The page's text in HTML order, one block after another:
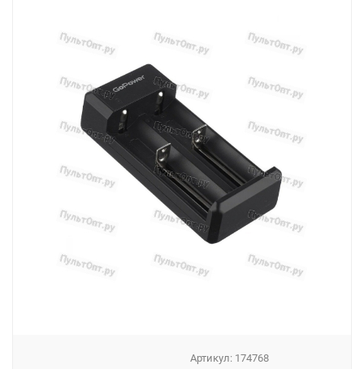
Артикул: 174768